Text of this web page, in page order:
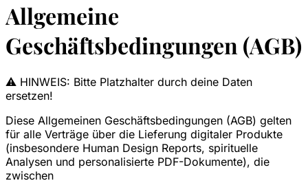
Allgemeine
Geschäftsbedingungen (AGB)
⚠️ HINWEIS: Bitte Platzhalter durch deine Daten
ersetzen!
Diese Allgemeinen Geschäftsbedingungen (AGB) gelten
für alle Verträge über die Lieferung digitaler Produkte
(insbesondere Human Design Reports, spirituelle
Analysen und personalisierte PDF-Dokumente), die
zwischen